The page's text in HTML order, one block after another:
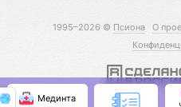
1995–2026 © Псиона О
Мединта